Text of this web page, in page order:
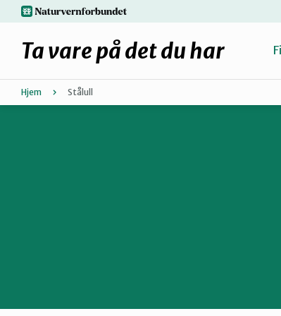
Hopp
til
hovedinnhold
naturvernforbundet.no
Ta vare på det du har
Hjem Stålull